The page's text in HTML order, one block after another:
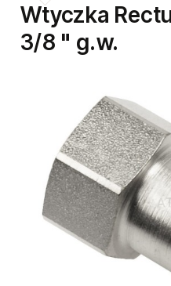
Wtyczka
3/8 " g.w.